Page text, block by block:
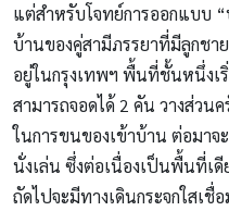
แต่สำหรับโจทย์การออกแบบ
บ้านของคู่สามีภรรยาที่มีลูกชา
อยู่ในกรุงเทพฯ พื้นที่ชั้นหนึ่งเ
สามารถจอดได้ 2 คัน วางส่วน
ในการขนของเข้าบ้าน ต่อมา
นั่งเล่น ซึ่งต่อเนื่องเป็นพื้นที่เ
ถัดไปจะมีทางเดินกระจกใสเ